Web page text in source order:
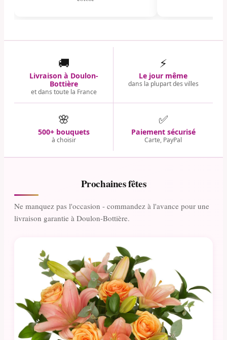
🚚
Livraison à Doulon-
Bottière
et dans toute la France
⚡
Le jour même
dans la plupart des villes
🌸
500+ bouquets
à choisir
✅
Paiement sécurisé
Carte, PayPal
Prochaines fêtes
Ne manquez pas l'occasion - commandez à l'avance pour une
livraison garantie à Doulon-Bottière.